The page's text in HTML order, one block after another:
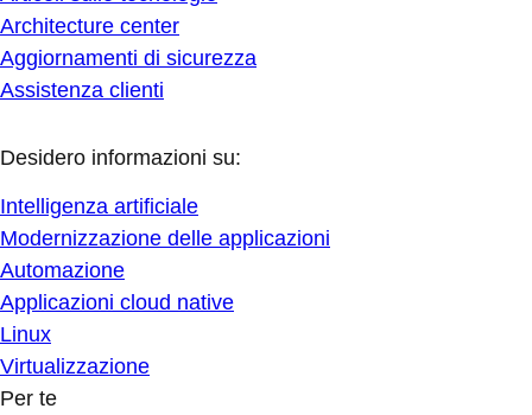
Architecture center
Aggiornamenti di sicurezza
Assistenza clienti
Desidero informazioni su:
Intelligenza artificiale
Modernizzazione delle applicazioni
Automazione
Applicazioni cloud native
Linux
Virtualizzazione
Per te